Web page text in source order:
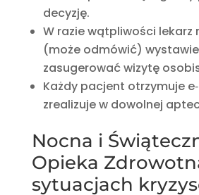
decyzję.
W razie wątpliwości lekarz
(może odmówić)
zasugerować wizytę
Każdy pacjent otrzymuje
zrealizuje w dowolnej
Nocna i
Opieka
sytuacjach